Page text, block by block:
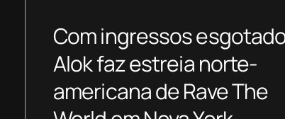
Com ingressos
Alok faz estreia norte-
americana de Rave The